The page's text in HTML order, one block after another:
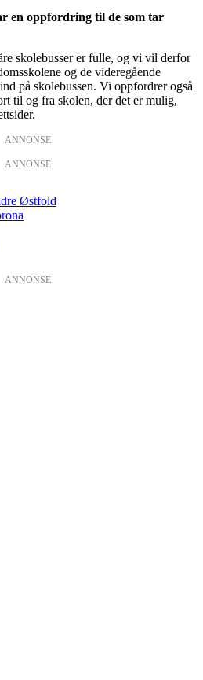
en oppfordring til de som tar
skolebusser er fulle, og vi vil derfor
og de videregående
på skolebussen. Vi oppfordrer også
til og fra skolen, der det er mulig,
ANNONSE
ANNONSE
Østfold
ANNONSE